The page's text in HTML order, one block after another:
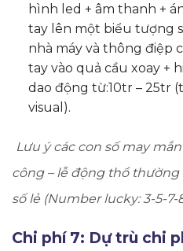
hình led + âm thanh +
tay lên một biểu tượng
nhà máy và thông điệp
tay vào quả cầu xoay +
dao động từ:10tr – 25tr
visual).
Lưu ý các con số may
công – lễ động thổ
số lẻ (Number lucky: 3-5-7-
​Chi phí 7: Dự trù chi